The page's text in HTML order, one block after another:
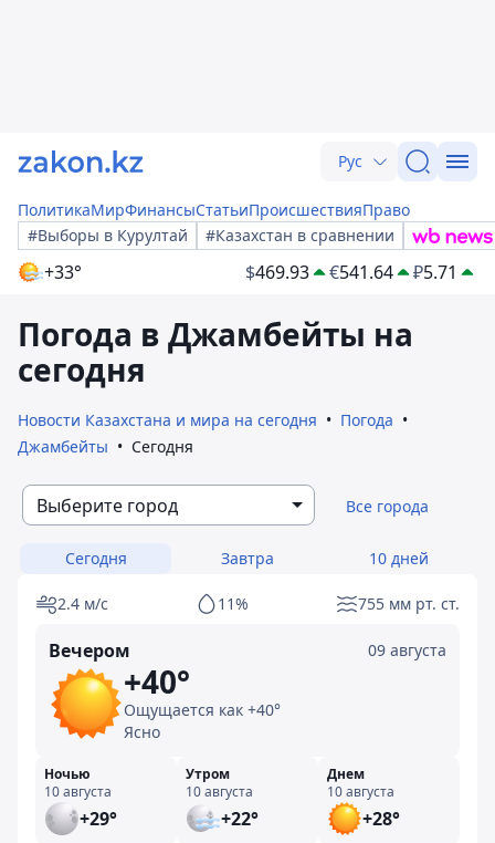
Рус
ПолитикаМирФинансыСтатьиПроисшествияПраво
#Выборы в Курултай
#Казахстан в сравнении
+33° $469.93 €541.64 ₽5.71
Погода в Джамбейты на
сегодня
Новости Казахстана и мира на сегодня
Погода
Джамбейты
Сегодня
Выберите город Все города
Сегодня Завтра 10 дней
2.4 м/с 11% 755 мм рт. ст.
Вечером 09 августа
+40°
Ощущается как +40°
Ясно
Ночью
10 августа
+29°
Утром
10 августа
+22°
Днем
10 августа
+28°